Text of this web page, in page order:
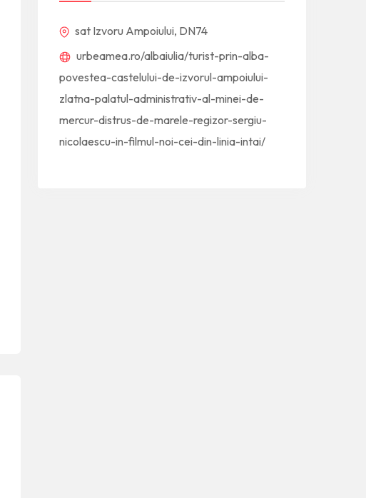
sat Izvoru Ampoiului, DN74
urbeamea.ro/albaiulia/turist-prin-alba-
povestea-castelului-de-izvorul-ampoiului-
zlatna-palatul-administrativ-al-minei-de-
mercur-distrus-de-marele-regizor-sergiu-
nicolaescu-in-filmul-noi-cei-din-linia-intai/